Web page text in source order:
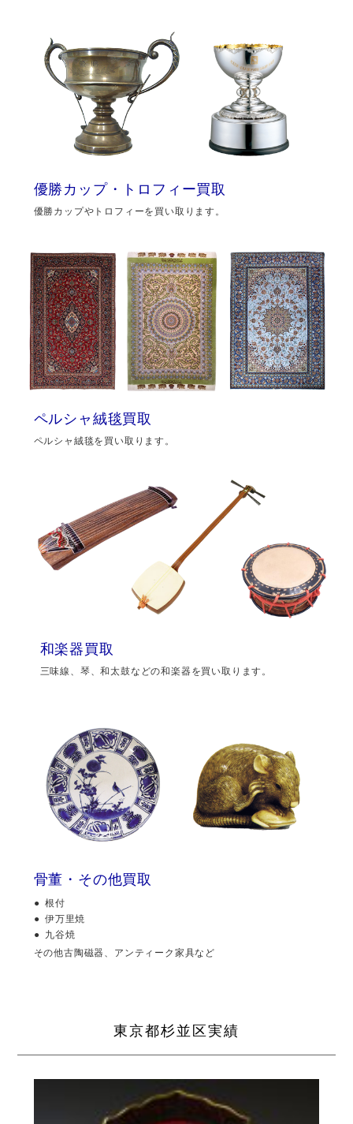
優勝カップ・トロフィー買取
優勝カップやトロフィーを買い取ります。
ペルシャ絨毯買取
ペルシャ絨毯を買い取ります。
和楽器買取
三味線、琴、和太鼓などの和楽器を買い取ります。
骨董・その他買取
根付
伊万里焼
九谷焼
その他古陶磁器、アンティーク家具など
東京都杉並区実績